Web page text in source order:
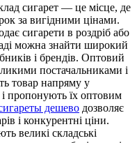
сигарет — це місце, де
за вигідними цінами.
сигарети в роздріб або
можна знайти широкий
і брендів. Оптовий
постачальниками і
товар напряму у
і пропонують їх оптовим
дешево дозволяє
і конкурентні ціни.
великі складські